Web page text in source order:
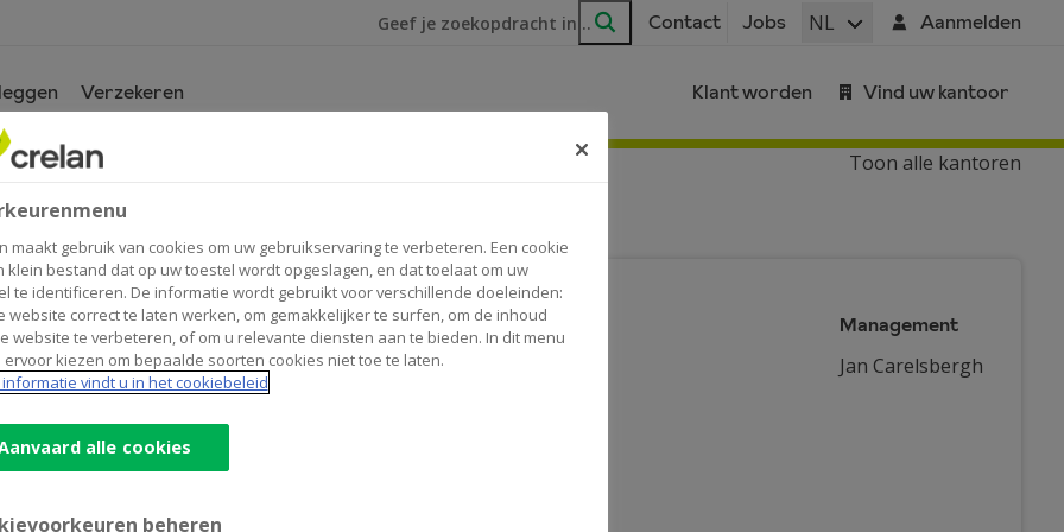
Ik ben op zoek naar
Zoeken
Contact Jobs NL Aanmelden
Verzekeren Klant worden Vind uw kantoor
van Toon alle kantoren
Contactgegevens
Kantoor
Geeraard de Cremerstraat 22
Routenaar
Jan
+32 3/7440716
Management
Jan Carelsbergh
maakt gebruik van cookies om uw gebruikservaring te verbeteren. Een cookie
klein bestand dat op uw toestel wordt opgeslagen, en dat toelaat om uw
te identificeren. De informatie wordt gebruikt voor verschillende doeleinden:
website correct te laten werken, om gemakkelijker te surfen, om de inhoud
website te verbeteren, of om u relevante diensten aan te bieden. In dit menu
ervoor kiezen om bepaalde soorten cookies niet toe te laten.
vindt u in het cookiebeleid
alle cookies
beheren